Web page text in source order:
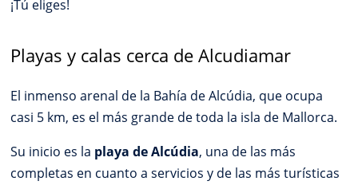
¡Tú eliges!
Playas y calas cerca de Alcudiamar
El inmenso arenal de la Bahía de Alcúdia, que ocupa
casi 5 km, es el más grande de toda la isla de Mallorca.
Su inicio es la playa de Alcúdia, una de las más
completas en cuanto a servicios y de las más turísticas